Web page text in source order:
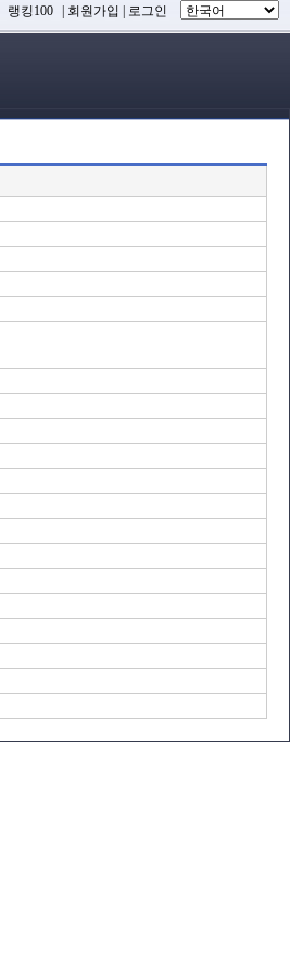
랭킹100 회원가입 로그인